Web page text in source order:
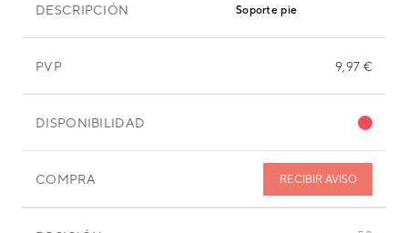
DESCRIPCIÓN Soporte pie
PVP 9,97 €
DISPONIBILIDAD
COMPRA RECIBIR AVISO